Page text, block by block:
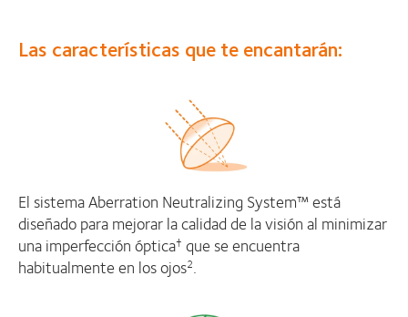
Las características que te encantarán:
El sistema Aberration Neutralizing System™ está
diseñado para mejorar la calidad de la visión al minimizar
una imperfección óptica† que se encuentra
habitualmente en los ojos2.